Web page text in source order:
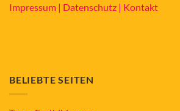
Impressum | Datenschutz | Kontakt
BELIEBTE SEITEN